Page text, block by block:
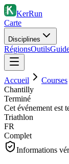
KerRun
Carte
Disciplines
RégionsOutils
Accueil Courses
Chantilly
Terminé
Cet événement est
Triathlon
FR
Complet
Informations